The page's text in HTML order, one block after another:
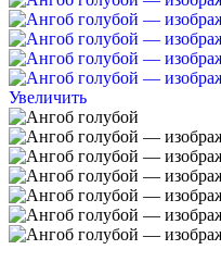
Увеличить